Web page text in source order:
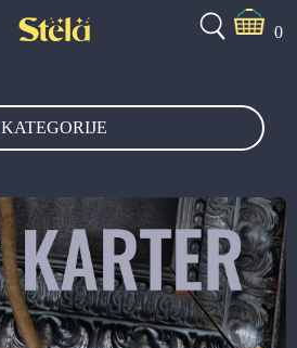
0
KATEGORIJE